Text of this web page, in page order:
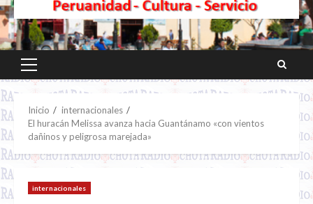
Menú
principal
Inicio
internacionales
El huracán Melissa avanza hacia Guantánamo «con vientos
dañinos y peligrosa marejada»
internacionales